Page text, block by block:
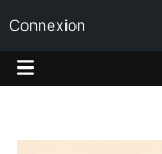
Connexion